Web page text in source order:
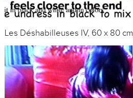
Les Déshabilleuses IV, 60 x 80 cm